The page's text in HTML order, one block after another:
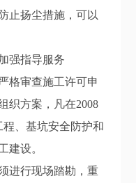
止扬尘措施，可以
强指导服务
审查施工许可申
织方案，凡在2008
、基坑安全防护和
建设。
行现场踏勘，重